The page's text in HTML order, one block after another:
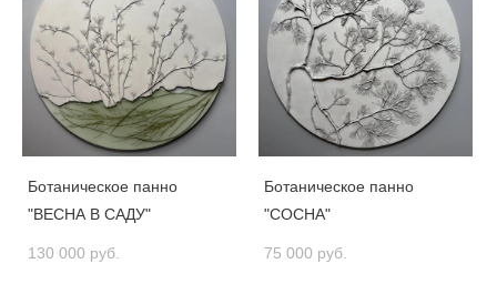
Ботаническое панно
"ВЕСНА В САДУ"
130 000 pуб.
Ботаническое панно
"СОСНА"
75 000 pуб.